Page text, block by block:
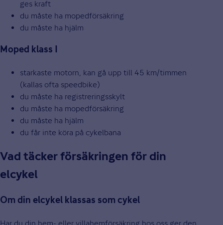
ges kraft
du måste ha mopedförsäkring
du måste ha hjälm
Moped klass I
starkaste motorn, kan gå upp till 45 km/timmen
(kallas ofta speedbike)
du måste ha registreringsskylt
du måste ha mopedförsäkring
du måste ha hjälm
du får inte köra på cykelbana
Vad täcker försäkringen för din
elcykel
Om din elcykel klassas som cykel